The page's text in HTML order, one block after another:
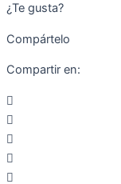
¿Te gusta?
Compártelo
Compartir en: